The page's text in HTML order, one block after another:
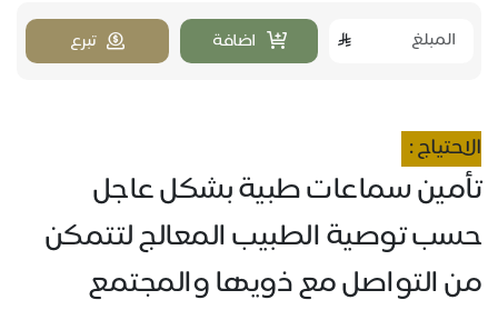
اضافة تبرع
الاحتياج :
تأمين سماعات طبية بشكل عاجل
حسب توصية الطبيب المعالج لتتمكن
من التواصل مع ذويها والمجتمع